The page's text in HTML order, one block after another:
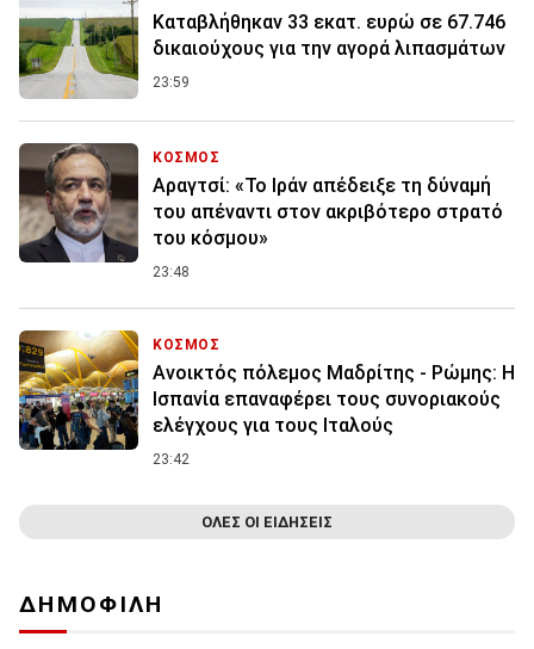
Καταβλήθηκαν 33 εκατ. ευρώ σε 67.746
δικαιούχους για την αγορά λιπασμάτων
23:59
ΚΟΣΜΟΣ
Αραγτσί: «Το Ιράν απέδειξε τη δύναμή
του απέναντι στον ακριβότερο στρατό
του κόσμου»
23:48
ΚΟΣΜΟΣ
Ανοικτός πόλεμος Μαδρίτης - Ρώμης: Η
Ισπανία επαναφέρει τους συνοριακούς
ελέγχους για τους Ιταλούς
23:42
ΟΛΕΣ ΟΙ ΕΙΔΗΣΕΙΣ
ΔΗΜΟΦΙΛΗ